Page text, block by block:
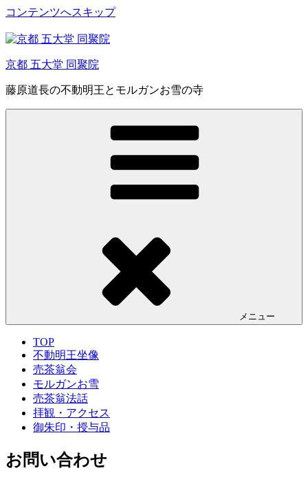
コンテンツへスキップ
京都 五大堂 同聚院
藤原道長の不動明王とモルガンお雪の寺
メニュー
TOP
不動明王坐像
売茶翁会
モルガンお雪
売茶翁法話
拝観・アクセス
御朱印・授与品
お問い合わせ